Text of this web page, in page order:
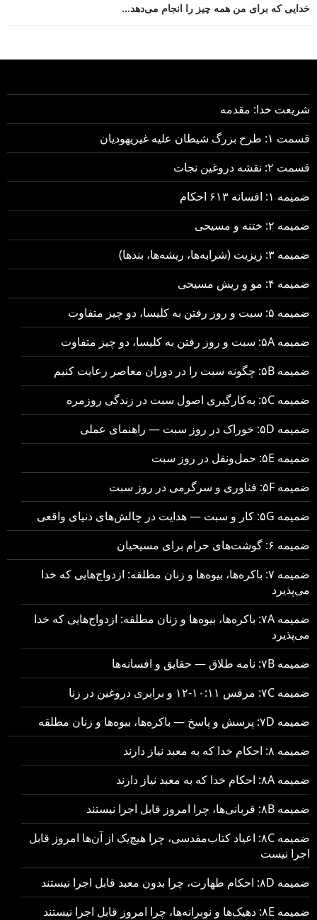
خدایی که برای من همه چیز را انجام می‌دهد…
شریعت خدا: مقدمه
قسمت ۱: طرح بزرگ شیطان علیه غیریهودیان
قسمت ۲: نقشه دروغین نجات
ضمیمه ۱: افسانه ۶۱۳ احکام
ضمیمه ۲: ختنه و مسیحی
ضمیمه ۳: زیزیت (شرابه‌ها، ریشه‌ها، بندها)
ضمیمه ۴: مو و ریش مسیحی
ضمیمه ۵: سبت و روز رفتن به کلیسا، دو چیز متفاوت
ضمیمه ۵A: سبت و روز رفتن به کلیسا، دو چیز متفاوت
ضمیمه ۵B: چگونه سبت را در دوران معاصر رعایت کنیم
ضمیمه ۵C: به‌کارگیری اصول سبت در زندگی روزمره
ضمیمه ۵D: خوراک در روز سبت — راهنمای عملی
ضمیمه ۵E: حمل‌ونقل در روز سبت
ضمیمه ۵F: فناوری و سرگرمی در روز سبت
ضمیمه ۵G: کار و سبت — هدایت در چالش‌های دنیای واقعی
ضمیمه ۶: گوشت‌های حرام برای مسیحیان
ضمیمه ۷: باکره‌ها، بیوه‌ها و زنان مطلقه: ازدواج‌هایی که خدا
می‌پذیرد
ضمیمه ۷A: باکره‌ها، بیوه‌ها و زنان مطلقه: ازدواج‌هایی که خدا
می‌پذیرد
ضمیمه ۷B: نامه طلاق — حقایق و افسانه‌ها
ضمیمه ۷C: مرقس ۱۰:۱۱-۱۲ و برابری دروغین در زنا
ضمیمه ۷D: پرسش و پاسخ — باکره‌ها، بیوه‌ها و زنان مطلقه
ضمیمه ۸: احکام خدا که به معبد نیاز دارند
ضمیمه ۸A: احکام خدا که به معبد نیاز دارند
ضمیمه ۸B: قربانی‌ها، چرا امروز قابل اجرا نیستند
ضمیمه ۸C: اعیاد کتاب‌مقدسی، چرا هیچ‌یک از آن‌ها امروز قابل
اجرا نیست
ضمیمه ۸D: احکام طهارت، چرا بدون معبد قابل اجرا نیستند
ضمیمه ۸E: دهیک‌ها و نوبرانه‌ها، چرا امروز قابل اجرا نیستند